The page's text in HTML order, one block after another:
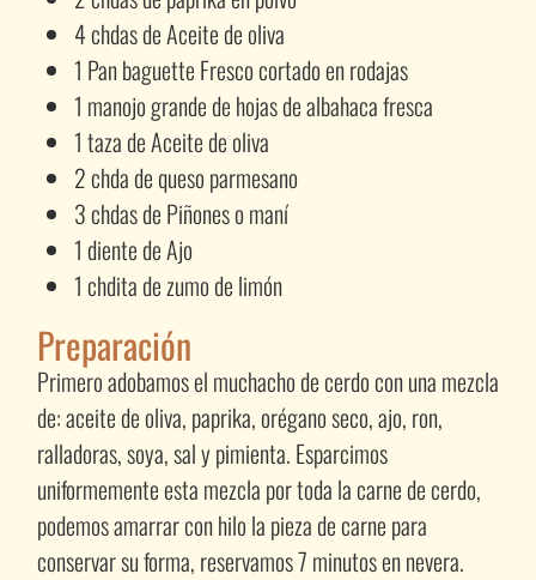
4 chdas de Aceite de oliva
1 Pan baguette Fresco cortado en rodajas
1 manojo grande de hojas de albahaca fresca
1 taza de Aceite de oliva
2 chda de queso parmesano
3 chdas de Piñones o maní
1 diente de Ajo
1 chdita de zumo de limón
Preparación
Primero adobamos el muchacho de cerdo con una mezcla
de: aceite de oliva, paprika, orégano seco, ajo, ron,
ralladoras, soya, sal y pimienta. Esparcimos
uniformemente esta mezcla por toda la carne de cerdo,
podemos amarrar con hilo la pieza de carne para
conservar su forma, reservamos 7 minutos en nevera.